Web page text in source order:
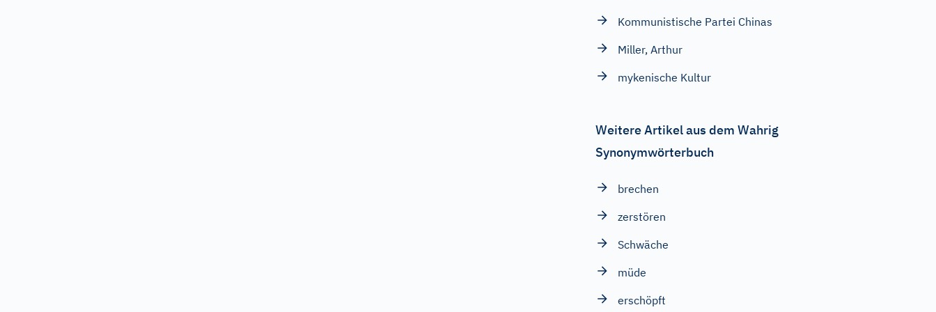
Kommunistische Partei Chinas
Miller, Arthur
mykenische Kultur
Weitere Artikel aus dem Wahrig
Synonymwörterbuch
brechen
zerstören
Schwäche
müde
erschöpft